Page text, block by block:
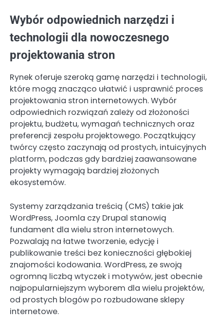
Wybór odpowiednich narzędzi i
technologii dla nowoczesnego
projektowania stron
Rynek oferuje szeroką gamę narzędzi i technologii,
które mogą znacząco ułatwić i usprawnić proces
projektowania stron internetowych. Wybór
odpowiednich rozwiązań zależy od złożoności
projektu, budżetu, wymagań technicznych oraz
preferencji zespołu projektowego. Początkujący
twórcy często zaczynają od prostych, intuicyjnych
platform, podczas gdy bardziej zaawansowane
projekty wymagają bardziej złożonych
ekosystemów.
Systemy zarządzania treścią (CMS) takie jak
WordPress, Joomla czy Drupal stanowią
fundament dla wielu stron internetowych.
Pozwalają na łatwe tworzenie, edycję i
publikowanie treści bez konieczności głębokiej
znajomości kodowania. WordPress, ze swoją
ogromną liczbą wtyczek i motywów, jest obecnie
najpopularniejszym wyborem dla wielu projektów,
od prostych blogów po rozbudowane sklepy
internetowe.